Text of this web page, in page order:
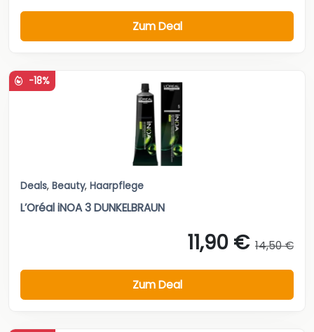
Zum Deal
-18%
Deals, Beauty, Haarpflege
L’Oréal iNOA 3 DUNKELBRAUN
11,90 € 14,50 €
Zum Deal